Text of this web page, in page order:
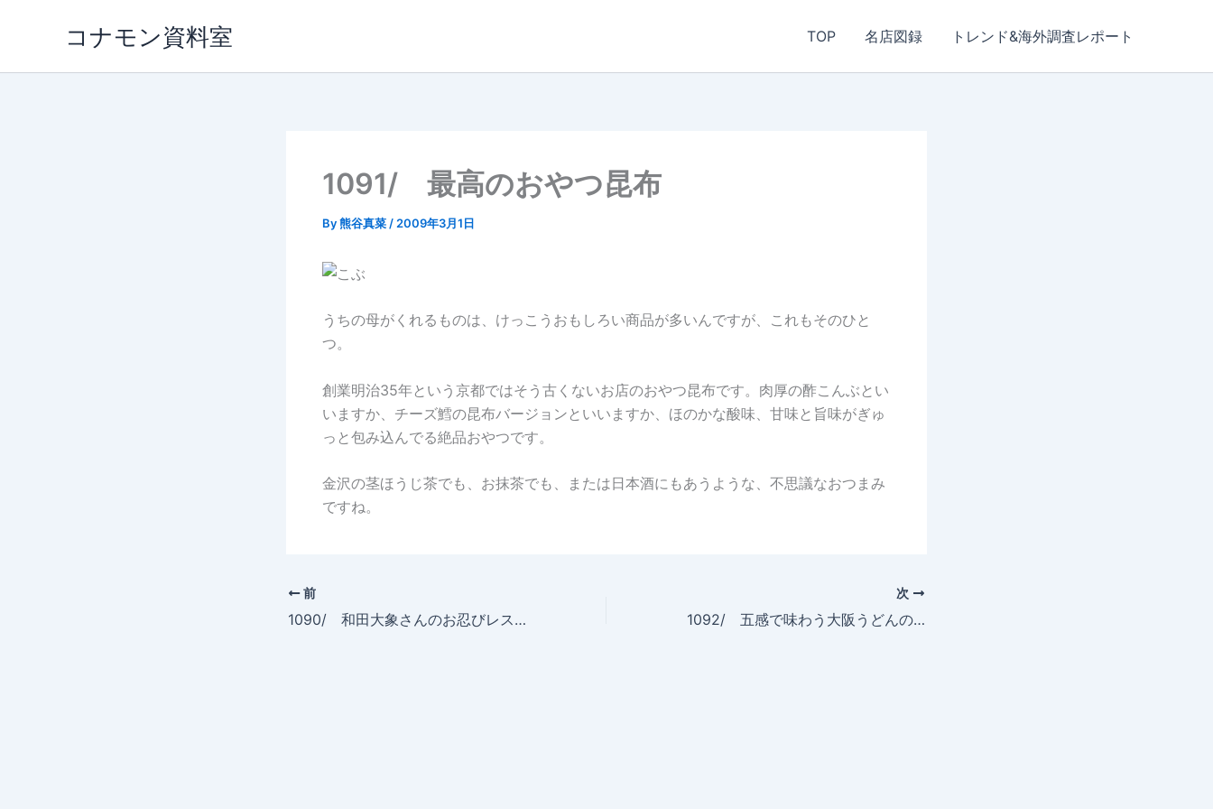
コナモン資料室 TOP 名店図録 トレンド&海外調査レポート
1091/ 最高のおやつ昆布
By熊谷真菜 / 2009年3月1日
うちの母がくれるものは、けっこうおもしろい商品が多いんですが、これもそのひと
つ。
創業明治35年という京都ではそう古くないお店のおやつ昆布です。肉厚の酢こんぶとい
いますか、チーズ鱈の昆布バージョンといいますか、ほのかな酸味、甘味と旨味がぎゅ
っと包み込んでる絶品おやつです。
金沢の茎ほうじ茶でも、お抹茶でも、または日本酒にもあうような、不思議なおつまみ
ですね。
前
1090/ 和田大象さんのお忍びレストラン
次
1092/ 五感で味わう大阪うどんの会